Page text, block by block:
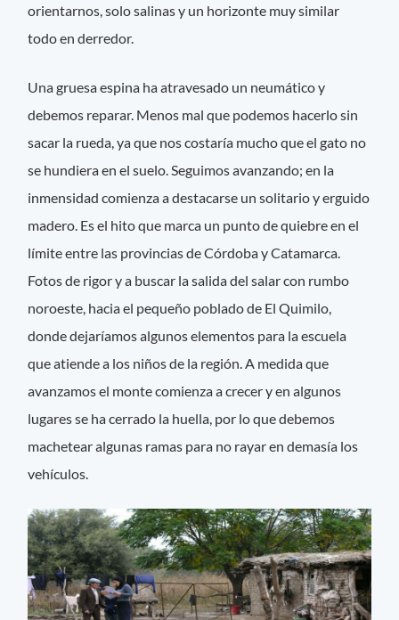
orientarnos, solo salinas y un horizonte muy similar
todo en derredor.
Una gruesa espina ha atravesado un neumático y
debemos reparar. Menos mal que podemos hacerlo sin
sacar la rueda, ya que nos costaría mucho que el gato no
se hundiera en el suelo. Seguimos avanzando; en la
inmensidad comienza a destacarse un solitario y erguido
madero. Es el hito que marca un punto de quiebre en el
límite entre las provincias de Córdoba y Catamarca.
Fotos de rigor y a buscar la salida del salar con rumbo
noroeste, hacia el pequeño poblado de El Quimilo,
donde dejaríamos algunos elementos para la escuela
que atiende a los niños de la región. A medida que
avanzamos el monte comienza a crecer y en algunos
lugares se ha cerrado la huella, por lo que debemos
machetear algunas ramas para no rayar en demasía los
vehículos.